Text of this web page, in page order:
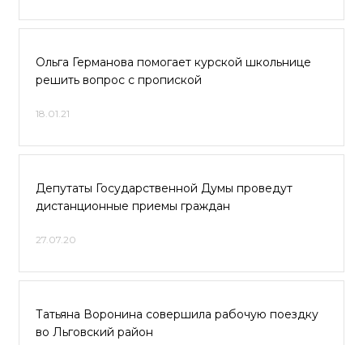
Ольга Германова помогает курской школьнице
решить вопрос с пропиской
18.01.21
Депутаты Государственной Думы проведут
дистанционные приемы граждан
27.07.20
Татьяна Воронина совершила рабочую поездку
во Льговский район